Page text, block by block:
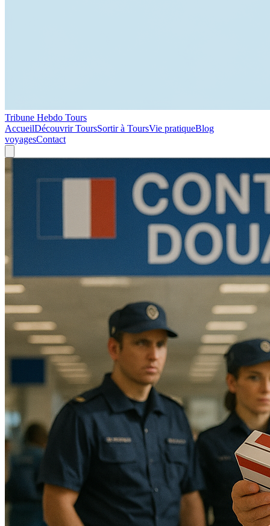
Tribune Hebdo Tours
AccueilDécouvrir ToursSortir à ToursVie pratiqueBlog
voyagesContact